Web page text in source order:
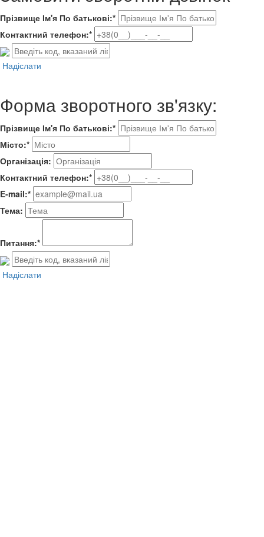
Прізвище Ім'я По батькові:*
Контактний телефон:*
Надіслати
Форма зворотного зв'язку:
Прізвище Ім'я По батькові:*
Місто:*
Організація:
Контактний телефон:*
E-mail:*
Тема:
Питання:*
Надіслати